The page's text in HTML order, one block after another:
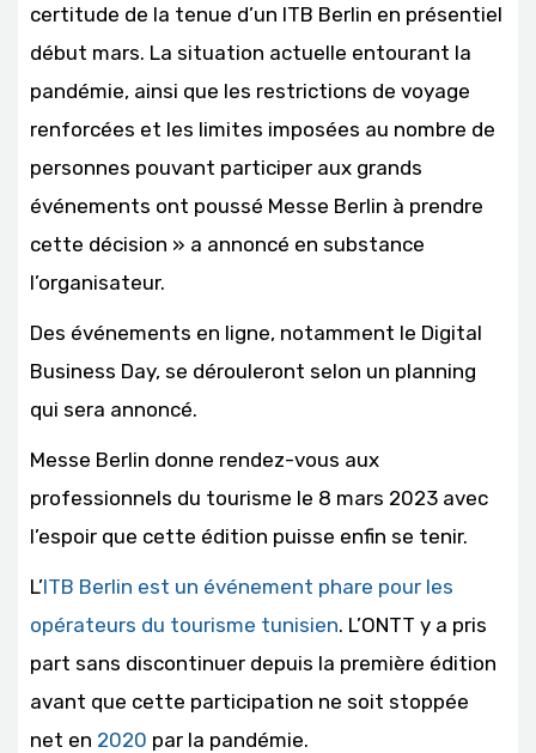
certitude de la tenue d’un ITB Berlin en présentiel
début mars. La situation actuelle entourant la
pandémie, ainsi que les restrictions de voyage
renforcées et les limites imposées au nombre de
personnes pouvant participer aux grands
événements ont poussé Messe Berlin à prendre
cette décision » a annoncé en substance
l’organisateur.
Des événements en ligne, notamment le Digital
Business Day, se dérouleront selon un planning
qui sera annoncé.
Messe Berlin donne rendez-vous aux
professionnels du tourisme le 8 mars 2023 avec
l’espoir que cette édition puisse enfin se tenir.
L’ITB Berlin est un événement phare pour les
opérateurs du tourisme tunisien. L’ONTT y a pris
part sans discontinuer depuis la première édition
avant que cette participation ne soit stoppée
net en 2020 par la pandémie.